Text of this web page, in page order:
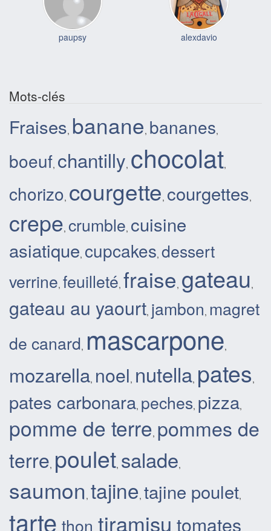
paupsy alexdavio
Mots-clés
Fraises, banane, bananes,
boeuf, chantilly, chocolat,
chorizo, courgette, courgettes,
crepe, crumble, cuisine
asiatique, cupcakes, dessert
verrine, feuilleté, fraise, gateau,
gateau au yaourt, jambon, magret
de canard, mascarpone,
mozarella, noel, nutella, pates,
pates carbonara, peches, pizza,
pomme de terre, pommes de
terre, poulet, salade,
saumon , tajine, tajine poulet,
tarte thon tiramisu tomates